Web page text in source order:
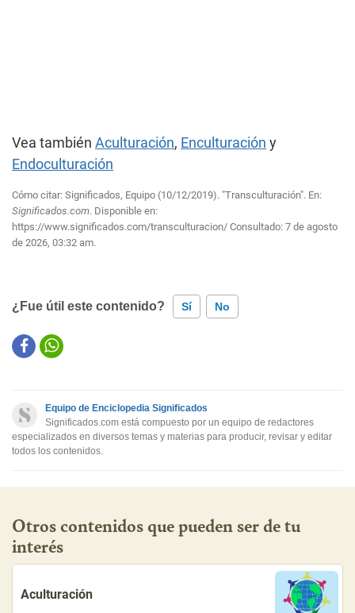
Vea también Aculturación, Enculturación y
Endoculturación
Cómo citar: Significados, Equipo (10/12/2019). "Transculturación". En:
Significados.com. Disponible en:
https://www.significados.com/transculturacion/ Consultado: 7 de agosto
de 2026, 03:32 am.
¿Fue útil este contenido? Sí No
Este contenido contiene información incorrecta
Otro
Equipo de Enciclopedia Significados
Significados.com está compuesto por un equipo de redactores
especializados en diversos temas y materias para producir, revisar y editar
todos los contenidos.
Otros contenidos que pueden ser de tu
interés
Aculturación